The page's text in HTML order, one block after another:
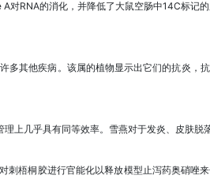
对RNA的消化，并降低了大鼠空肠中14C标记
其他疾病。该属的植物显示出它们的抗炎，
几乎具有同等效率。雪燕对于发炎、皮肤脱
梧桐胶进行官能化以释放模型止泻药奥硝唑